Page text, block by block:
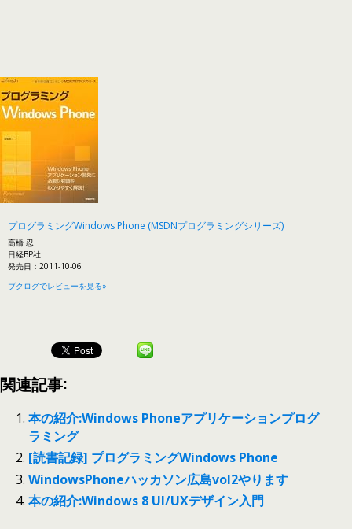
プログラミングWindows Phone (MSDNプログラミングシリーズ)
高橋 忍
日経BP社
発売日：2011-10-06
ブクログでレビューを見る»
関連記事:
本の紹介:Windows Phoneアプリケーションプログ
ラミング
[読書記録] プログラミングWindows Phone
WindowsPhoneハッカソン広島vol2やります
本の紹介:Windows 8 UI/UXデザイン入門